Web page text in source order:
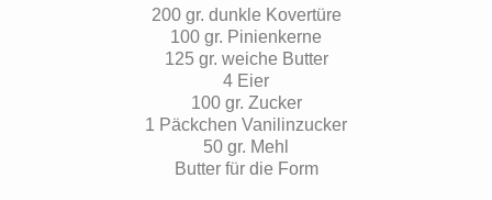
200 gr. dunkle Kovertüre
100 gr. Pinienkerne
125 gr. weiche Butter
4 Eier
100 gr. Zucker
1 Päckchen Vanilinzucker
50 gr. Mehl
Butter für die Form